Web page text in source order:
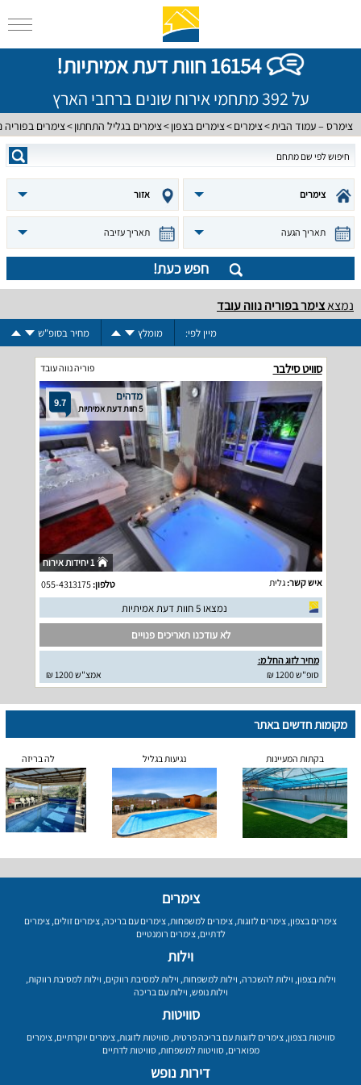
16154 חוות דעת אמיתיות!
על 392 מתחמי אירוח שונים ברחבי הארץ
צימרס – עמוד הבית צימרים צימרים בצפון צימרים בגליל התחתון צימרים בפוריה
צימרים אזור
תאריך הגעה תאריך עזיבה
חפש כעת!
נמצאצימר בפוריה נווה עובד
מיין לפי: מומלץ מחיר בסופ"ש
סוויט סילבר פוריה נווה עובד
9.7 מדהים
5 חוות דעת אמיתיות
1 יחידות אירוח
איש קשר:גלית טלפון:055-4313175
נמצאו 5 חוות דעת אמיתיות
לא עודכנו תאריכים פנויים
מחיר לזוג החל מ:
סופ"ש 1200 ₪
אמצ"ש 1200 ₪
מקומות חדשים באתר
בקתות המעיינות נגיעות בגליל לה בריזה
צימרים
צימרים בצפון, צימרים לזוגות, צימרים למשפחות, צימרים עם בריכה, צימרים זולים, צימרים
לדתיים,צימרים רומנטיים
וילות
וילות בצפון, וילות להשכרה, וילות למשפחות, וילות למסיבת רווקים, וילות למסיבת רווקות,
וילות נופש, וילות עם בריכה
סוויטות
סוויטות בצפון,צימרים לזוגות עם בריכה פרטית,סוויטות לזוגות,צימרים יוקרתיים,צימרים
מפוארים,סוויטות למשפחות,סוויטות לדתיים
דירות נופש